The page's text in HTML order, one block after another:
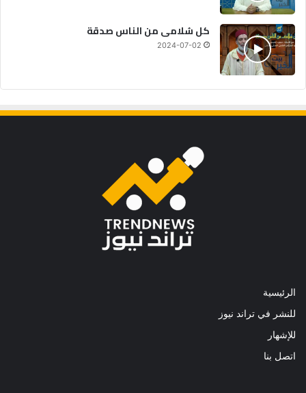
كل سُلامى من الناس صدقة
2024-07-02
الرئيسية
للنشر في تراند نيوز
للإشهار
اتصل بنا